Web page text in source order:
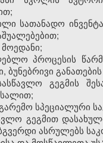
სათანადო
მოედანი;
პროცესის
ბუნებრივი
გეგმის
სპეციალური
გეგმით
ასრულებს